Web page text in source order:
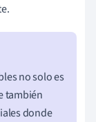
no solo es
también
donde